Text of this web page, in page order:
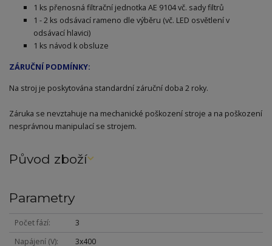
1 ks přenosná filtrační jednotka AE 9104 vč. sady filtrů
1 - 2 ks odsávací rameno dle výběru (vč. LED osvětlení v
odsávací hlavici)
1 ks návod k obsluze
ZÁRUČNÍ PODMÍNKY:
Na stroj je poskytována standardní záruční doba 2 roky.
Záruka se nevztahuje na mechanické poškození stroje a na poškození
nesprávnou manipulací se strojem.
Původ zboží
Parametry
Počet fází
3
Napájení (V)
3x400